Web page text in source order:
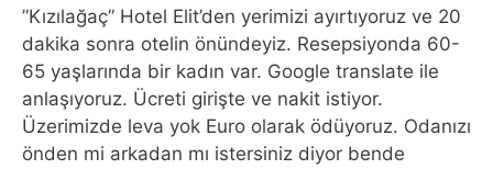
”Kızılağaç” Hotel Elit’den yerimizi ayırtıyoruz ve 20
dakika sonra otelin önündeyiz. Resepsiyonda 60-
65 yaşlarında bir kadın var. Google translate ile
anlaşıyoruz. Ücreti girişte ve nakit istiyor.
Üzerimizde leva yok Euro olarak ödüyoruz. Odanızı
önden mi arkadan mı istersiniz diyor bende